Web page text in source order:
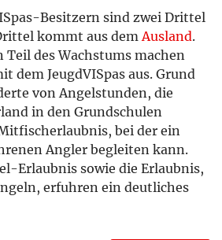
Besitzern sind zwei Drittel
kommt aus dem Ausland.
des Wachstums machen
dem JeugdVISpas aus. Grund
von Angelstunden, die
in den Grundschulen
bei der ein
Angler begleiten kann.
Erlaubnis sowie die Erlaubnis,
erfuhren ein deutliches